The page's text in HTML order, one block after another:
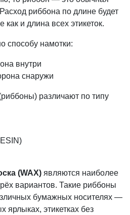
риббона по длине будет
как и длина всех этикеток.
способу намотки:
внутри
снаружи
различают по типу
(WAX) являются наиболее
вариантов. Такие риббоны
бумажных носителях —
ярлыках, этикетках без